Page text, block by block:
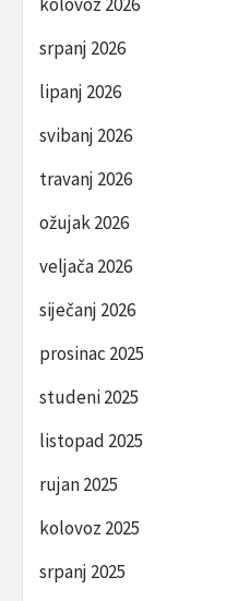
srpanj 2026
lipanj 2026
svibanj 2026
travanj 2026
ožujak 2026
veljača 2026
siječanj 2026
prosinac 2025
studeni 2025
listopad 2025
rujan 2025
kolovoz 2025
srpanj 2025